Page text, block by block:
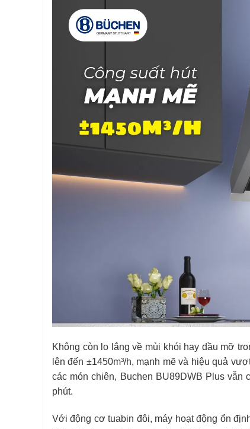
Không còn lo lắng về mùi khói hay dầu mỡ
lên đến ±1450m³/h, mạnh mẽ và hiệu quả
các món chiên, Buchen BU89DWB Plus vẫn
phút.
Với động cơ tuabin đôi, máy hoạt động ổn